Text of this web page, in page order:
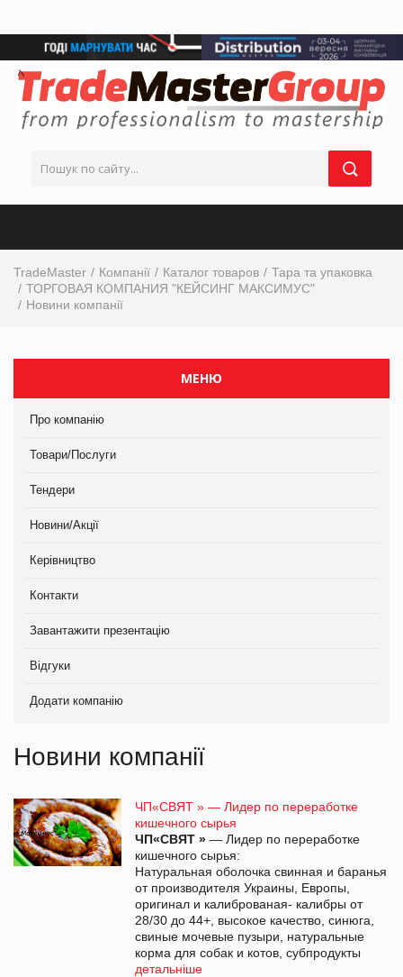
TradeMaster Компанії Каталог товаров
Тара та упаковка
ТОРГОВАЯ КОМПАНИЯ "КЕЙСИНГ МАКСИМУС"
Новини компанії
МЕНЮ
Про компанію
Товари/Послуги
Тендери
Новини/Акції
Керівництво
Контакти
Завантажити презентацію
Відгуки
Додати компанію
Новини компанії
ЧП«СВЯТ » — Лидер по переработке
кишечного сырья
ЧП«СВЯТ » — Лидер по переработке
кишечного сырья:
Натуральная оболочка свинная и баранья
от производителя Украины, Европы,
оригинал и калиброваная- калибры от
28/30 до 44+, высокое качество, синюга,
свиные мочевые пузыри, натуральные
корма для собак и котов, субпродукты
детальніше